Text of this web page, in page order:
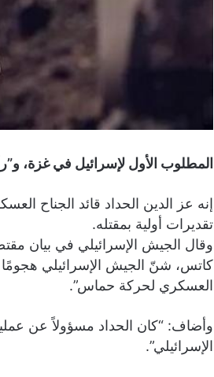
المطلوب الأول لإسرائيل في غزة،
إنه عز الدين الحداد قائد الجناح
تقديرات أولية بمقتله.
وقال الجيش الإسرائيلي في بيان
العسكري لحركة حماس”.
وأضاف: “كان الحداد مسؤولاً عن
الإسرائيلي”.